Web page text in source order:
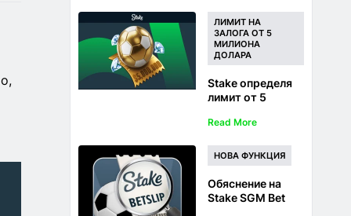
ЛИМИТ НА
ЗАЛОГА ОТ 5
МИЛИОНА
ДОЛАРА
Stake определя
лимит от 5
за залози за
първенство през
2026 г.
Read More
НОВА ФУНКЦИЯ
Обяснение на
Stake SGM Bet